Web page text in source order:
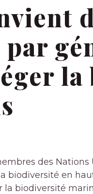
par
des Nations
biodiversité en
la biodiversité